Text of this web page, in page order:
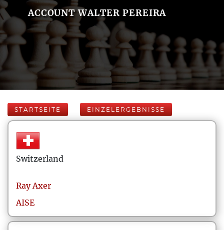
ACCOUNT WALTER PEREIRA
STARTSEITE EINZELERGEBNISSE
Switzerland
Ray Axer
AISE